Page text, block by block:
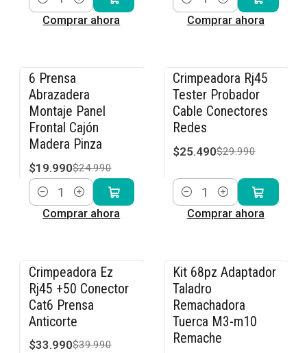
Cantidad
Comprar ahora
Cantidad
Comprar ahora
-20% OFF
6 Prensa
Abrazadera
Montaje Panel
Frontal Cajón
Madera Pinza
$19.990$24.990
Cantidad
Comprar ahora
-15% OFF
Crimpeadora Rj45
Tester Probador
Cable Conectores
Redes
$25.490$29.990
Cantidad
Comprar ahora
-15% OFF
Crimpeadora Ez
Rj45 +50 Conector
Cat6 Prensa
Anticorte
$33.990$39.990
-14% OFF
Kit 68pz Adaptador
Taladro
Remachadora
Tuerca M3-m10
Remache